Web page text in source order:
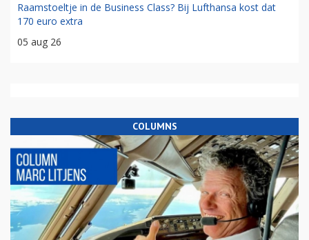
Raamstoeltje in de Business Class? Bij Lufthansa kost dat
170 euro extra
05 aug 26
COLUMNS